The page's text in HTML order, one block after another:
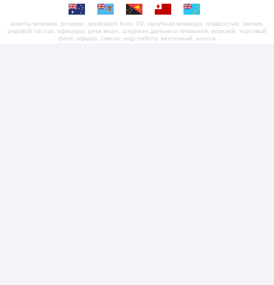
анкеты моряков, резюме, application form, CV, палубная команда, плавсостав, экипаж,
рядовой состав, офицеры, река море, штурман дальнего плавания, морской, торговый
флот, офшор, список, ищу работу, вахтенный, класса